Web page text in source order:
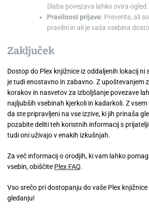
Slaba povezava lahko ovira ogled.
Pravilnost prijave: Preverite, ali
pravilni in ali je vaša vsebina
Zaključek
Dostop do Plex knjižnice iz oddaljenih lokacij ni
je tudi enostavno in zabavno. Z upoštevanjem
korakov in nasvetov za izboljšanje povezave
najljubših vsebinah kjerkoli in kadarkoli. Z
da ste pripravljeni na vse izzive, ki jih prinaša
pozabite deliti teh koristnih informacij s
tudi oni uživajo v enakih izkušnjah.
Za več informacij o orodjih, ki vam lahko
vsebin, obiščite Plex FAQ.
Vso srečo pri dostopanju do vaše Plex
gledanju!